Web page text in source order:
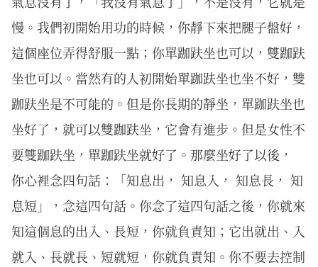
慢。我們初開始用功的時候，你靜下來把腿子盤好，
這個座位弄得舒服一點；你單跏趺坐也可以，雙跏趺
坐也可以。當然有的人初開始單跏趺坐也坐不好，雙
跏趺坐是不可能的。但是你長期的靜坐，單跏趺坐也
坐好了，就可以雙跏趺坐，它會有進步。但是女性不
要雙跏趺坐，單跏趺坐就好了。那麼坐好了以後，
你心裡念四句話：「知息出， 知息入， 知息長， 知
息短」，念這四句話。你念了這四句話之後，你就來
知這個息的出入、長短，你就負責知；它出就出、入
就入、長就長、短就短，你就負責知。你不要去控制